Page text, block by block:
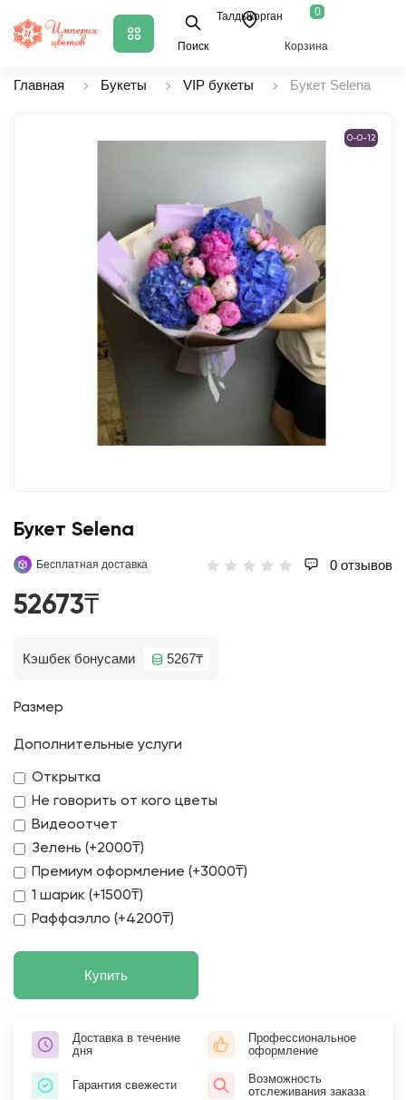
Поиск
Талдыкорган 0
Корзина
Главная Букеты VIP букеты Букет Selena
0-0-12
Букет Selena
Бесплатная доставка 0 отзывов
52673₸
Кэшбек бонусами 5267₸
Размер
Дополнительные услуги
Открытка
Не говорить от кого цветы
Видеоотчет
Зелень (+2000₸)
Премиум оформление (+3000₸)
1 шарик (+1500₸)
Раффаэлло (+4200₸)
Купить
Доставка в течение
дня
Профессиональное
оформление
Гарантия свежести
Возможность
отслеживания заказа